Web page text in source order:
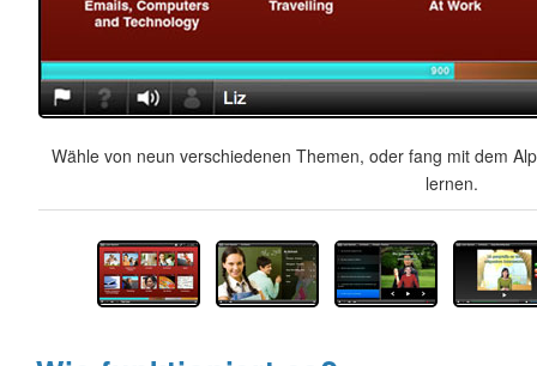
Wähle von neun verschiedenen Themen, oder fang mit dem
lernen.